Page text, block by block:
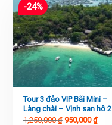
-24%
Tour 3 đảo VIP Bãi Mini –
Làng chài – Vịnh san hô 2
1,250,000₫ 950,000₫